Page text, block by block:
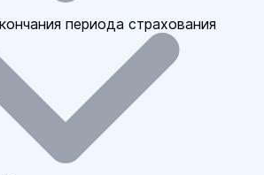
периода страхования